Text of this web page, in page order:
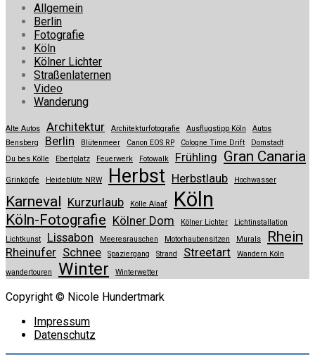
Allgemein
Berlin
Fotografie
Köln
Kölner Lichter
Straßenlaternen
Video
Wanderung
Alte Autos Architektur Architekturfotografie Ausflugstipp Köln
Autos
Bensberg
Berlin Blütenmeer Canon EOS RP Cologne Time Drift
Domstadt
Du bes Kölle
Ebertplatz Feuerwerk Fotowalk Frühling Gran Canaria
Grinköpfe Heideblüte NRW Herbst Herbstlaub Hochwasser
Karneval Kurzurlaub Kölle Alaaf Köln
Köln-Fotografie Kölner Dom Kölner Lichter
Lichtinstallation
Lichtkunst
Lissabon Meeresrauschen Motorhaubensitzen Murals Rhein
Rheinufer Schnee Spaziergang Strand Streetart
Wandern Köln
wandertouren
Winter Winterwetter
Copyright © Nicole Hundertmark
Impressum
Datenschutz